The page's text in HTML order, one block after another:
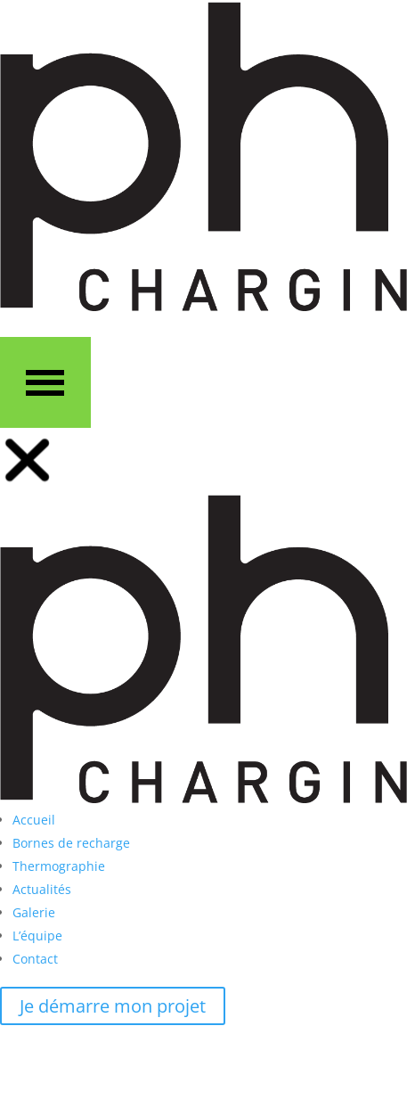
Accueil
Bornes de recharge
Thermographie
Actualités
Galerie
L’équipe
Contact
Je démarre mon projet